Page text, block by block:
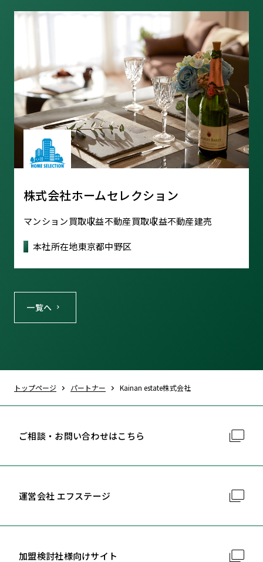
一覧へ
株式会社ホームセレクション
マンション買取収益不動産買取収益不動産建売
本社所在地東京都中野区
トップページ パートナー Kainan estate株式会社
ご相談・お問い合わせはこちら
運営会社 エフステージ
加盟検討社様向けサイト